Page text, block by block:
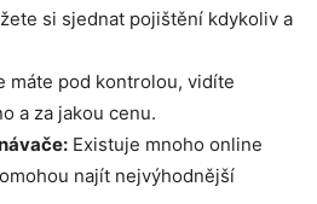
si sjednat pojištění kdykoliv a
máte pod kontrolou, vidíte
a za jakou cenu.
Existuje mnoho online
najít nejvýhodnější